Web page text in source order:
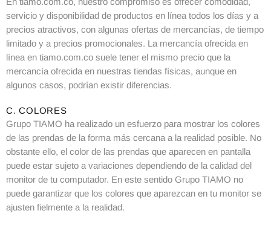
servicio y disponibilidad de productos en línea todos los días y a
precios atractivos, con algunas ofertas de mercancías, de tiempo
limitado y a precios promocionales. La mercancía ofrecida en
línea en tiamo.com.co suele tener el mismo precio que la
mercancía ofrecida en nuestras tiendas físicas, aunque en
algunos casos, podrían existir diferencias.
C. COLORES
Grupo TIAMO ha realizado un esfuerzo para mostrar los colores
de las prendas de la forma más cercana a la realidad posible. No
obstante ello, el color de las prendas que aparecen en pantalla
puede estar sujeto a variaciones dependiendo de la calidad del
monitor de tu computador. En este sentido Grupo TIAMO no
puede garantizar que los colores que aparezcan en tu monitor se
ajusten fielmente a la realidad.